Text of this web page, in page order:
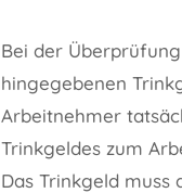
Bei der
hingegebenen
Arbeitnehmer
Trinkgeldes zum
Das Trinkgeld